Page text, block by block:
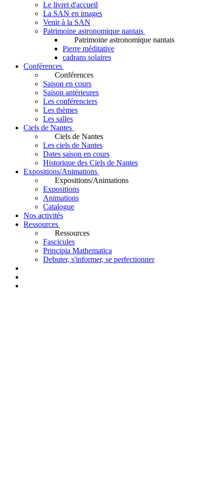
Le livret d'accueil
La SAN en images
Venir à la SAN
Patrimoine astronomique nantais
Patrimoine astronomique nantais
Pierre méditative
cadrans solaires
Conférences
Conférences
Saison en cours
Saison antérieures
Les conférenciers
Les thèmes
Les salles
Ciels de Nantes
Ciels de Nantes
Les ciels de Nantes
Dates saison en cours
Historique des Ciels de Nantes
Expositions/Animations
Expositions/Animations
Expositions
Animations
Catalogue
Nos activités
Ressources
Ressources
Fascicules
Principia Mathematica
Debuter, s'informer, se perfectionner